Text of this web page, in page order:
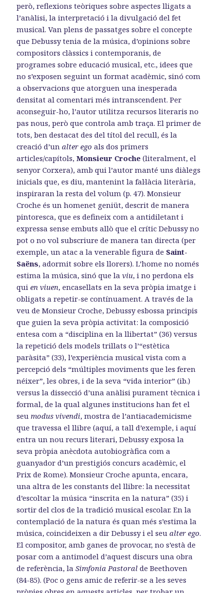
però, reflexions teòriques sobre aspectes lligats a
l’anàlisi, la interpretació i la divulgació del fet
musical. Van plens de passatges sobre el concepte
que Debussy tenia de la música, d’opinions sobre
compositors clàssics i contemporanis, de
programes sobre educació musical, etc., idees que
no s’exposen seguint un format acadèmic, sinó com
a observacions que atorguen una inesperada
densitat al comentari més intranscendent. Per
aconseguir-ho, l’autor utilitza recursos literaris no
pas nous, però que controla amb traça. El primer de
tots, ben destacat des del títol del recull, és la
creació d’unalter ego als dos primers
articles/capítols,Monsieur Croche (literalment, el
senyor Corxera), amb qui l’autor manté uns diàlegs
inicials que, es diu, mantenint la fal·làcia literària,
inspiraran la resta del volum (p. 47). Monsieur
Croche és un homenet geniüt, descrit de manera
pintoresca, que es defineix com a antidiletant i
expressa sense embuts allò que el crític Debussy no
pot o no vol subscriure de manera tan directa (per
exemple, un atac a la venerable figura de Saint-
Saëns, adormit sobre els llorers). L’home no només
estima la música, sinó que laviu, i no perdona els
quien viuen, encasellats en la seva pròpia imatge i
obligats a repetir-se contínuament. A través de la
veu de Monsieur Croche, Debussy esbossa principis
que guien la seva pròpia activitat: la composició
entesa com a “disciplina en la llibertat” (36) versus
la repetició dels models trillats o l’“estètica
paràsita” (33), l’experiència musical vista com a
percepció dels “múltiples moviments que les feren
néixer”, les obres, i de la seva “vida interior” (ib.)
versus la dissecció d’una anàlisi purament tècnica i
formal, de la qual algunes institucions han fet el
seu modus vivendi, mostra de l’antiacademicisme
que travessa el llibre (aquí, a tall d’exemple, i aquí
entra un nou recurs literari, Debussy exposa la
seva pròpia anècdota autobiogràfica com a
guanyador d’un prestigiós concurs acadèmic, el
Prix de Rome). Monsieur Croche apunta, encara,
una altra de les constants del llibre: la necessitat
d’escoltar la música “inscrita en la natura” (35) i
sortir del clos de la tradició musical escolar. En la
contemplació de la natura és quan més s’estima la
música, coincideixen a dir Debussy i el seualter ego.
El compositor, amb ganes de provocar, no s’està de
posar com a antimodel d’aquest discurs una obra
de referència, laSimfonia Pastoral de Beethoven
(84-85). (Poc o gens amic de referir-se a les seves